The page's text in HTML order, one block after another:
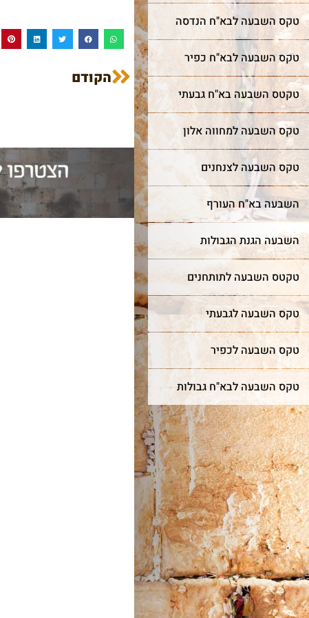
טקס השבעה לבא"ח הנדסה
טקס השבעה לבא"ח כפיר
טקטס השבעה בא"ח גבעתי
טקס השבעה למחווה אלון
טקס השבעה לצנחנים
השבעה בא"ח העורף
השבעה הגנת הגבולות
טקטס השבעה לתותחנים
טקס השבעה לגבעתי
טקס השבעה לכפיר
טקס השבעה לבא"ח גבולות
הקודם
מצווה
למורשת הכותל המערבי
אתכם לחגוג בר מצווה
בטקס מרגש ובאווירה
של אחדות וקדושה.
עוד על בר מצווה >
חדש!מייצג
שער השמיים
מה מביא אנשים ונשים מכל
קצוות תבל להתרפק על
האבנים העתיקות?
עוד על שער השמיים >